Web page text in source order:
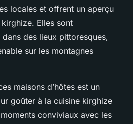
locales et offrent un aperçu
Elles sont
des lieux pittoresques,
sur les montagnes
maisons d’hôtes est un
goûter à la cuisine kirghize
conviviaux avec les